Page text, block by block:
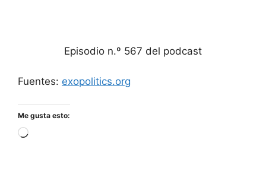
Episodio n.º 567 del podcast
Fuentes: exopolitics.org
Me gusta esto:
Cargando...